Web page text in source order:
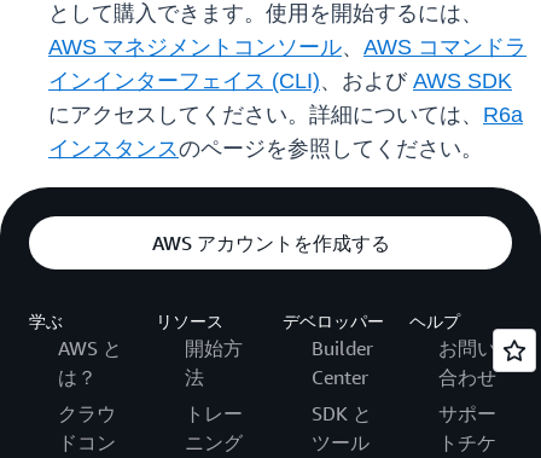
として購入できます。使用を開始するには、
AWS マネジメントコンソール、 AWS コマンドラ
インインターフェイス (CLI)、および AWS SDK
にアクセスしてください。詳細については、 R6a
インスタンスのページを参照してください。
AWS アカウントを作成する
学ぶ
AWS と
は？
クラウ
ドコン
リソース
開始方
法
トレー
ニング
デベロッパー
Builder
Center
SDK と
ツール
ヘルプ
お問い
合わせ
サポー
トチケ